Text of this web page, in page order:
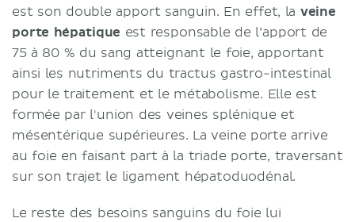
est son double apport sanguin. En effet, la veine
porte hépatique est responsable de l’apport de
75 à 80 % du sang atteignant le foie, apportant
ainsi les nutriments du tractus gastro-intestinal
pour le traitement et le métabolisme. Elle est
formée par l'union des veines splénique et
mésentérique supérieures. La veine porte arrive
au foie en faisant part à la triade porte, traversant
sur son trajet le ligament hépatoduodénal.
Le reste des besoins sanguins du foie lui